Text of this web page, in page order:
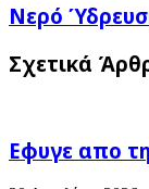
δεν
στο
ΜΑΡΟΥΛΑ
Νερό
Ύδρευσης...
Νερό
Σχετικά
Εφυγε απο